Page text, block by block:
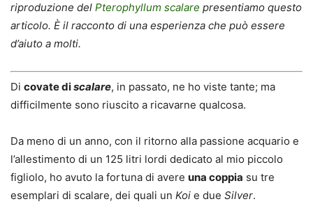
riproduzione del Pterophyllum scalare presentiamo questo
articolo. È il racconto di una esperienza che può essere
d’aiuto a molti.
Di covate discalare, in passato, ne ho viste tante; ma
difficilmente sono riuscito a ricavarne qualcosa.
Da meno di un anno, con il ritorno alla passione acquario e
l’allestimento di un 125 litri lordi dedicato al mio piccolo
figliolo, ho avuto la fortuna di avere una coppia su tre
esemplari di scalare, dei quali un Koi e due Silver.